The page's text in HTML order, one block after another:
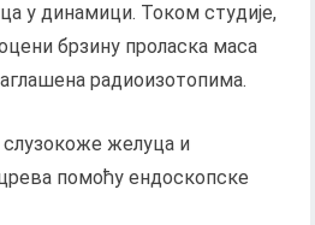
у динамици. Током студије,
брзину проласка маса
радиоизотопима.
желуца и
помоћу ендоскопске